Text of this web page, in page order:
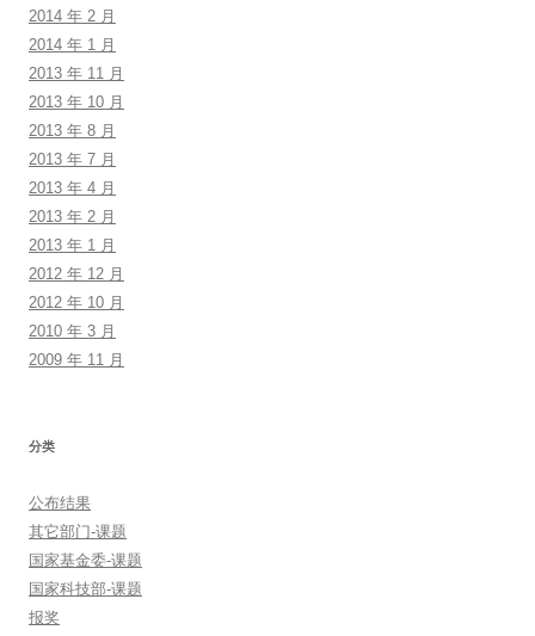
2014 年 2 月
2014 年 1 月
2013 年 11 月
2013 年 10 月
2013 年 8 月
2013 年 7 月
2013 年 4 月
2013 年 2 月
2013 年 1 月
2012 年 12 月
2012 年 10 月
2010 年 3 月
2009 年 11 月
分类
公布结果
其它部门-课题
国家基金委-课题
国家科技部-课题
报奖